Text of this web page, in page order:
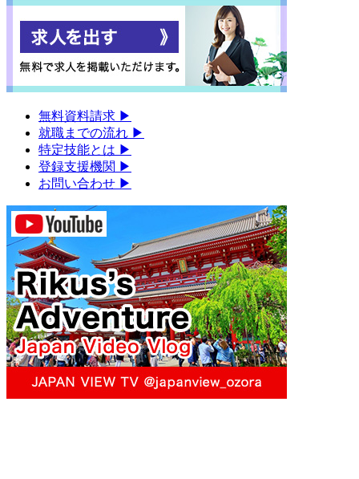
無料資料請求 ▶︎
就職までの流れ ▶︎
特定技能とは ▶︎
登録支援機関 ▶︎
お問い合わせ ▶︎